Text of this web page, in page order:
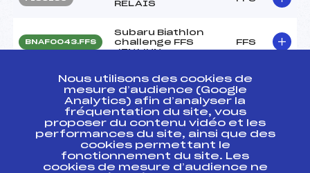
RELAIS
BNAF0043.FFS
Subaru Biathlon
challenge FFS
JEN/JUN
FFS
BNAF0041.FFS
Subaru Biathlon
challenge FFS
JEN/JUN
FFS
BNAF0034.FFS
CHAMPIONNATS DE
FRANCE Jeunes/
Juniors COURSE
NATIONALE Séniors
Nous utilisons des cookies de
mesure d’audience (Google
Analytics) afin d’analyser la
fréquentation du site, vous
proposer du contenu vidéo et les
performances du site, ainsi que des
cookies permettant le
fonctionnement du site. Les
cookies de mesure d’audience ne